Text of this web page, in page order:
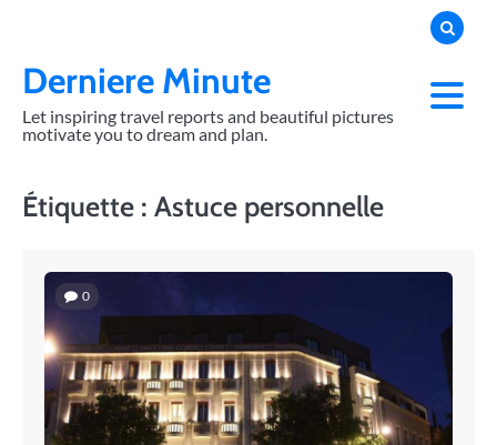
contentDerniere Minute
Let inspiring travel reports and beautiful pictures
motivate you to dream and plan.
Étiquette : Astuce personnelle
0